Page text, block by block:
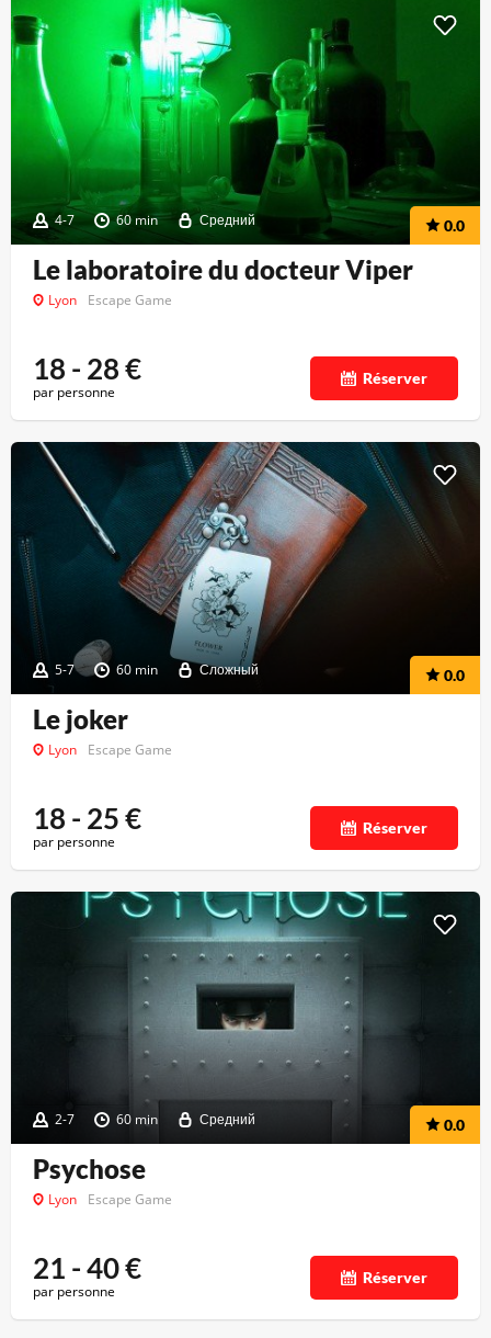
4-7 60 min Средний 0.0
Le laboratoire du docteur Viper
Lyon Escape Game
18 - 28€
par personne
Réserver
5-7 60 min Сложный 0.0
Le joker
Lyon Escape Game
18 - 25€
par personne
Réserver
2-7 60 min Средний 0.0
Psychose
Lyon Escape Game
21 - 40€
par personne
Réserver